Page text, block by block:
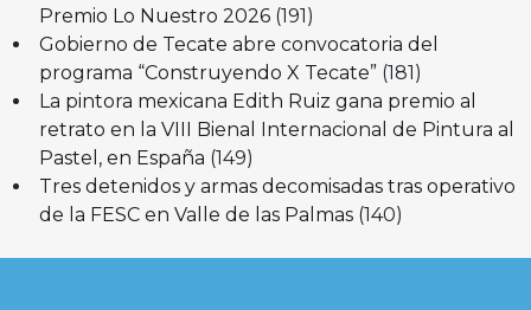
Premio Lo Nuestro 2026 (191)
Gobierno de Tecate abre convocatoria del
programa “Construyendo X Tecate” (181)
La pintora mexicana Edith Ruiz gana premio al
retrato en la VIII Bienal Internacional de Pintura al
Pastel, en España (149)
Tres detenidos y armas decomisadas tras operativo
de la FESC en Valle de las Palmas (140)